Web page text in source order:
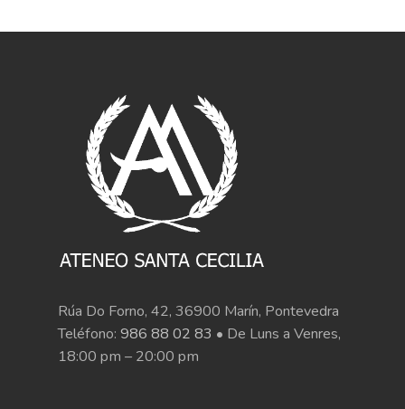
Rúa Do Forno, 42, 36900 Marín, Pontevedra
Teléfono: 986 88 02 83 • De Luns a Venres,
18:00 pm – 20:00 pm